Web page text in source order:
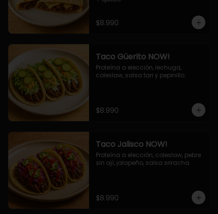
$8.990
Taco Güerito NOW!
Proteína a elección, lechuga,
coleslaw, salsa tari y pepinillo.
$8.990
Taco Jalisco NOW!
Proteína a elección, coleslaw, pebre
sin ají, jalapeño, salsa sriracha.
$8.990